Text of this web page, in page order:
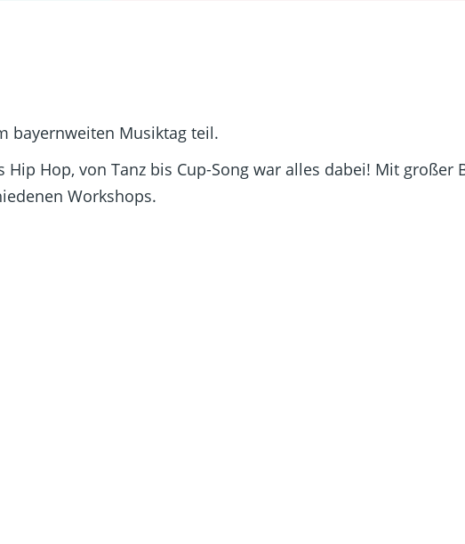
bayernweiten Musiktag teil.
Hop, von Tanz bis Cup-Song war alles dabei! Mit großer
Workshops.